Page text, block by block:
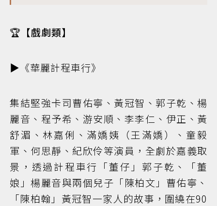
🏆 【戲劇類】
▶️《華麗計程車行》
集結堅強卡司曹佑寧、黃冠智、郭子乾、楊
麗音、程予希、游安順、李李仁、伊正、黃
舒湄、林嘉俐、滿嬌姨（王滿嬌）、童毅
軍、何思靜、紀欣伶等演員，全劇於嘉義取
景，透過計程車行「董仔」郭子乾、「董
娘」楊麗音與兩個兒子「陳柏文」曹佑寧、
「陳柏翰」黃冠智一家人的故事，圍繞在90